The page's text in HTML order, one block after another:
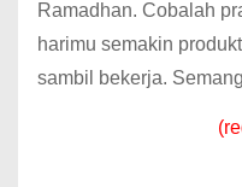
Ramadhan. Cobalah
harimu semakin
sambil bekerja.